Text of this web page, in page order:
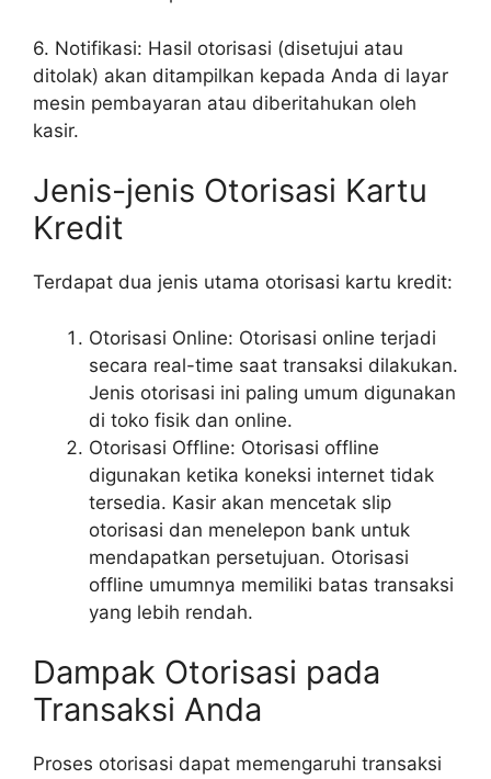
6. Notifikasi: Hasil otorisasi (disetujui atau
ditolak) akan ditampilkan kepada Anda di layar
mesin pembayaran atau diberitahukan oleh
kasir.
Jenis-jenis Otorisasi Kartu
Kredit
Terdapat dua jenis utama otorisasi kartu kredit:
Otorisasi Online: Otorisasi online terjadi
secara real-time saat transaksi dilakukan.
Jenis otorisasi ini paling umum digunakan
di toko fisik dan online.
Otorisasi Offline: Otorisasi offline
digunakan ketika koneksi internet tidak
tersedia. Kasir akan mencetak slip
otorisasi dan menelepon bank untuk
mendapatkan persetujuan. Otorisasi
offline umumnya memiliki batas transaksi
yang lebih rendah.
Dampak Otorisasi pada
Transaksi Anda
Proses otorisasi dapat memengaruhi transaksi